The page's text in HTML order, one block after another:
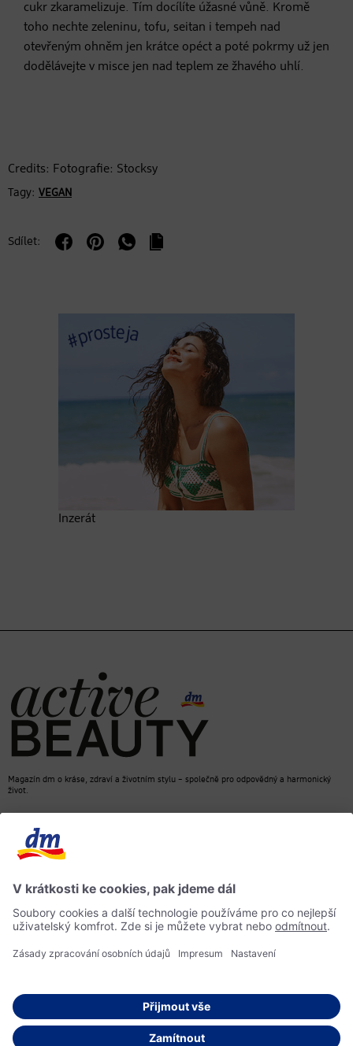
cukr zkaramelizuje. Tím docílíte úžasné vůně. Kromě
toho nechte zeleninu, tofu, seitan i tempeh nad
otevřeným ohněm jen krátce opéct a poté pokrmy už jen
dodělávejte v misce jen nad teplem ze žhavého uhlí.
Credits: Fotografie: Stocksy
Tagy: VEGAN
Sdílet:
Inzerát
Magazín dm o kráse, zdraví a životním stylu – společně pro odpovědný a harmonický
život.
Směrnice pro umělou inteligenci
© 2026 dm drogerie markt s.r.o.